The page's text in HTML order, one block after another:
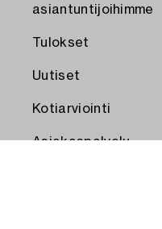
asiantuntijoihimme
Tulokset
Uutiset
Kotiarviointi
Asiakaspalvelu